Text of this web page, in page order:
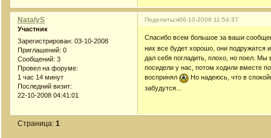
Поделиться06-10-2008 11:54:37
NatalyS
Участник
Зарегистрирован: 03-10-2008
Приглашений: 0
Сообщений: 3
Провел на форуме:
1 час 14 минут
Последний визит:
22-10-2008 04:41:01
Спасибо всем большое за ваши
них все будет хорошо, они подружатся
дал себя погладить, плохо, но поел.
посидели у нас, потом ходили вместе
воспринял
Но надеюсь, что в
забудутся...
Страница:1